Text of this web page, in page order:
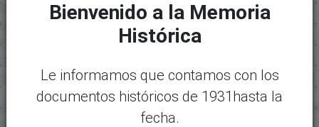
Mostrando 1 - 1 de 1
Nombre:
13922-7877 - 4092 PROYECTO
INDETUR.pdf
Tamaño:
326.25 KB
Bienvenido a la Memoria
Histórica
Le informamos que contamos con los
documentos históricos de 1931hasta la
fecha.